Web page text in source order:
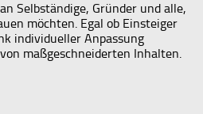
Selbständige, Gründer und alle,
möchten. Egal ob Einsteiger
individueller Anpassung
maßgeschneiderten Inhalten.